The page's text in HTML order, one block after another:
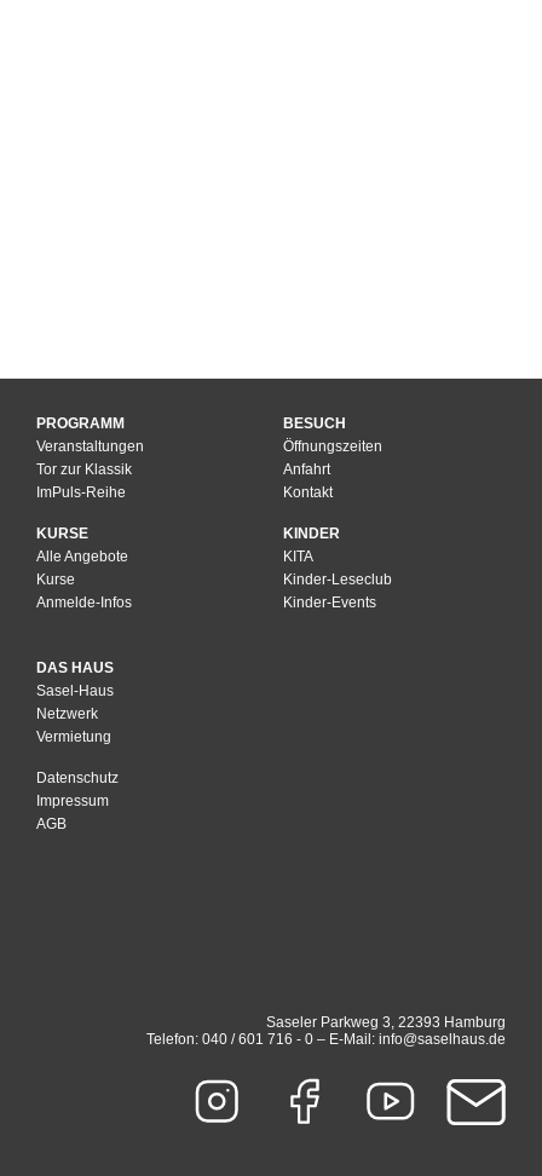
PROGRAMM
Veranstaltungen
Tor zur Klassik
ImPuls-Reihe
KURSE
Alle Angebote
Kurse
Anmelde-Infos
BESUCH
Öffnungszeiten
Anfahrt
Kontakt
KINDER
KITA
Kinder-Leseclub
Kinder-Events
DAS HAUS
Sasel-Haus
Netzwerk
Vermietung
Datenschutz
Impressum
AGB
Saseler Parkweg 3, 22393 Hamburg
Telefon: 040 / 601 716 - 0 – E-Mail: info@saselhaus.de